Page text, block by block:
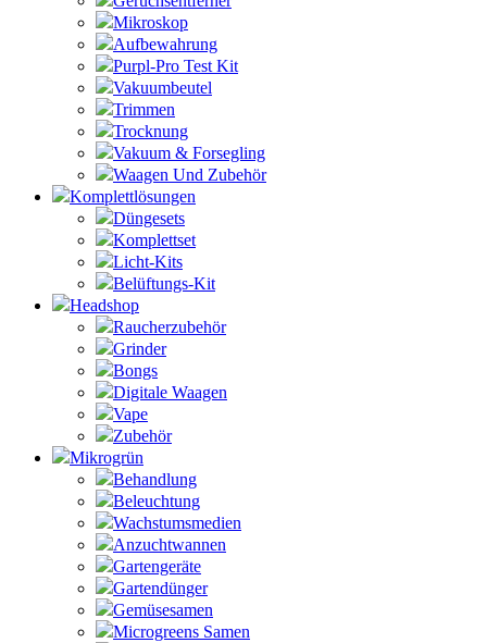
Mikroskop
Aufbewahrung
Purpl-Pro Test Kit
Vakuumbeutel
Trimmen
Trocknung
Vakuum & Forsegling
Waagen Und Zubehör
Komplettlösungen
Düngesets
Komplettset
Licht-Kits
Belüftungs-Kit
Headshop
Raucherzubehör
Grinder
Bongs
Digitale Waagen
Vape
Zubehör
Mikrogrün
Behandlung
Beleuchtung
Wachstumsmedien
Anzuchtwannen
Gartengeräte
Gartendünger
Gemüsesamen
Microgreens Samen